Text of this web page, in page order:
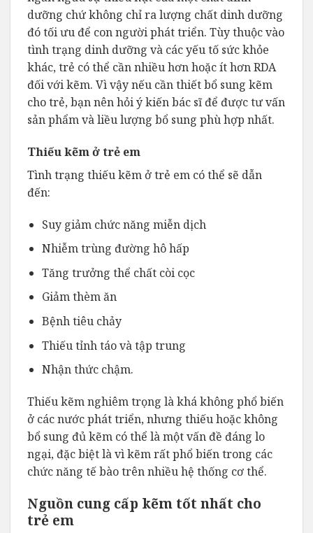
dưỡng chứ không chỉ ra lượng chất dinh dưỡng
đó tối ưu để con người phát triển. Tùy thuộc vào
tình trạng dinh dưỡng và các yếu tố sức khỏe
khác, trẻ có thể cần nhiều hơn hoặc ít hơn RDA
đối với kẽm. Vì vậy nếu cần thiết bổ sung kẽm
cho trẻ, bạn nên hỏi ý kiến bác sĩ để được tư vấn
sản phẩm và liều lượng bổ sung phù hợp nhất.
Thiếu kẽm ở trẻ em
Tình trạng thiếu kẽm ở trẻ em có thể sẽ dẫn
đến:
Suy giảm chức năng miễn dịch
Nhiễm trùng đường hô hấp
Tăng trưởng thể chất còi cọc
Giảm thèm ăn
Bệnh tiêu chảy
Thiếu tỉnh táo và tập trung
Nhận thức chậm.
Thiếu kẽm nghiêm trọng là khá không phổ biến
ở các nước phát triển, nhưng thiếu hoặc không
bổ sung đủ kẽm có thể là một vấn đề đáng lo
ngại, đặc biệt là vì kẽm rất phổ biến trong các
chức năng tế bào trên nhiều hệ thống cơ thể.
Nguồn cung cấp kẽm tốt nhất cho
trẻ em